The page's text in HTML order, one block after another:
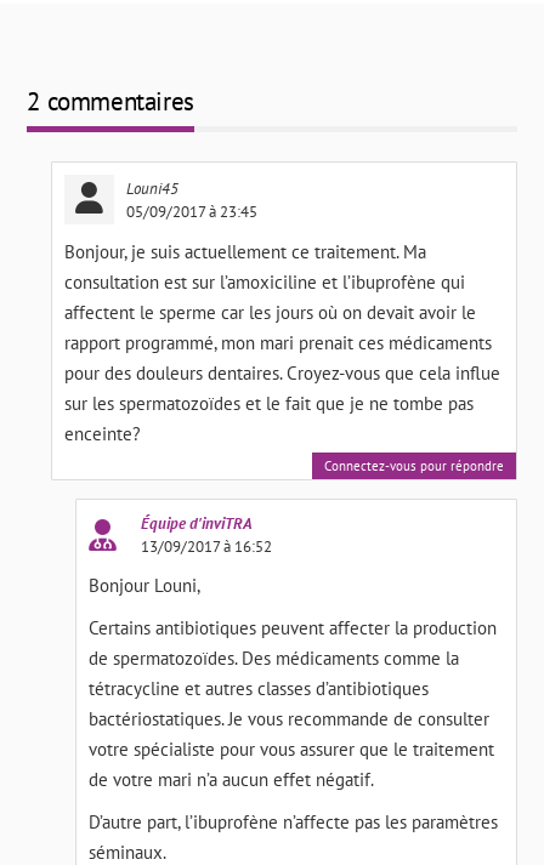
2 commentaires
Louni45
05/09/2017 à 23:45
Bonjour, je suis actuellement ce traitement. Ma
consultation est sur l’amoxiciline et l’ibuprofène qui
affectent le sperme car les jours où on devait avoir le
rapport programmé, mon mari prenait ces médicaments
pour des douleurs dentaires. Croyez-vous que cela influe
sur les spermatozoïdes et le fait que je ne tombe pas
enceinte?
Connectez-vous pour répondre
Équipe d'inviTRA
13/09/2017 à 16:52
Bonjour Louni,
Certains antibiotiques peuvent affecter la production
de spermatozoïdes. Des médicaments comme la
tétracycline et autres classes d’antibiotiques
bactériostatiques. Je vous recommande de consulter
votre spécialiste pour vous assurer que le traitement
de votre mari n’a aucun effet négatif.
D’autre part, l’ibuprofène n’affecte pas les paramètres
séminaux.